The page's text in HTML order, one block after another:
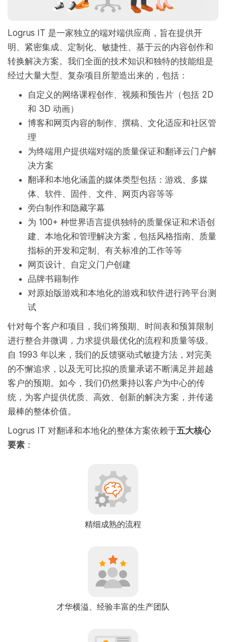
Logrus IT 是一家独立的端对端供应商，旨在提供开
明、紧密集成、定制化、敏捷性、基于云的内容创作和
转换解决方案。我们全面的技术知识和独特的技能组是
经过大量大型、复杂项目所塑造出来的，包括：
自定义的网络课程创作、视频和预告片（包括 2D
和 3D 动画）
博客和网页内容的制作、撰稿、文化适应和社区管
理
为终端用户提供端对端的质量保证和翻译云门户解
决方案
翻译和本地化涵盖的媒体类型包括：游戏、多媒
体、软件、固件、文件、网页内容等等
旁白制作和隐藏字幕
为 100+ 种世界语言提供独特的质量保证和术语创
建、本地化和管理解决方案，包括风格指南、质量
指标的开发和定制、有关标准的工作等等
网页设计、自定义门户创建
品牌书籍制作
对原始版游戏和本地化的游戏和软件进行跨平台测
试
针对每个客户和项目，我们将预期、时间表和预算限制
进行整合并微调，力求提供最优化的流程和质量等级。
自 1993 年以来，我们的反馈驱动式敏捷方法，对完美
的不懈追求，以及无可比拟的质量承诺不断满足并超越
客户的预期。如今，我们仍然秉持以客户为中心的传
统，为客户提供优质、高效、创新的解决方案，并传递
最棒的整体价值。
Logrus IT 对翻译和本地化的整体方案依赖于五大核心
要素：
精细成熟的流程
才华横溢、经验丰富的生产团队